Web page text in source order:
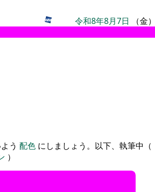
令和8年8月7日 （金）
う 配色 にしましょう。以下、執筆中（
）